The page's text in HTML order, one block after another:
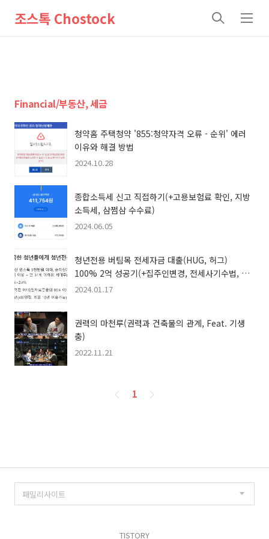
조스톡 Chostock
검
메
Financial/부동산, 세금
청약홈 주택청약 '855:청약자격 오류 - 순위' 에러
이유와 해결 방법
2024.10.28
종합소득세 신고 직접하기(+고용보험료 확인, 지방
소득세, 삼쩜삼 수수료)
2024.06.05
청년전용 버팀목 전세자금 대출(HUG, 허그)
100% 2억 성공기(+집주인변경, 전세사기수법, 보
증금변경)
2024.01.17
권력의 마천루(권력과 건축물의 관계, Feat. 기생
충)
2022.11.21
페
1
TISTORY